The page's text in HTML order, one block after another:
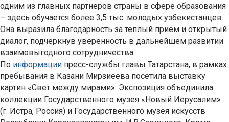
одним из главных партнеров страны в сфере образования
– здесь обучается более 3,5 тыс. молодых узбекистанцев.
Она выразила благодарность за теплый прием и открытый
диалог, подчеркнув уверенность в дальнейшем развитии
взаимовыгодного сотрудничества.
По информации пресс-службы главы Татарстана, в рамках
пребывания в Казани Мирзиёева посетила выставку
картин «Свет между мирами». Экспозиция объединила
коллекции Государственного музея «Новый Иерусалим»
(г. Истра, Россия) и Государственного музея искусств